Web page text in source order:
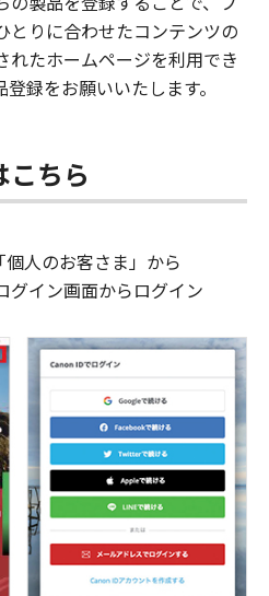
とりに合わせたコンテンツの
れたホームページを利用でき
録をお願いいたします。
こちら
人のお客さま」から
グイン画面からログイン